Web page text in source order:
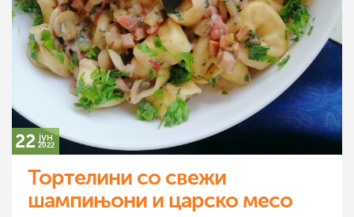
22 јун
2022
Тортелини со свежи
шампињони и царско месо